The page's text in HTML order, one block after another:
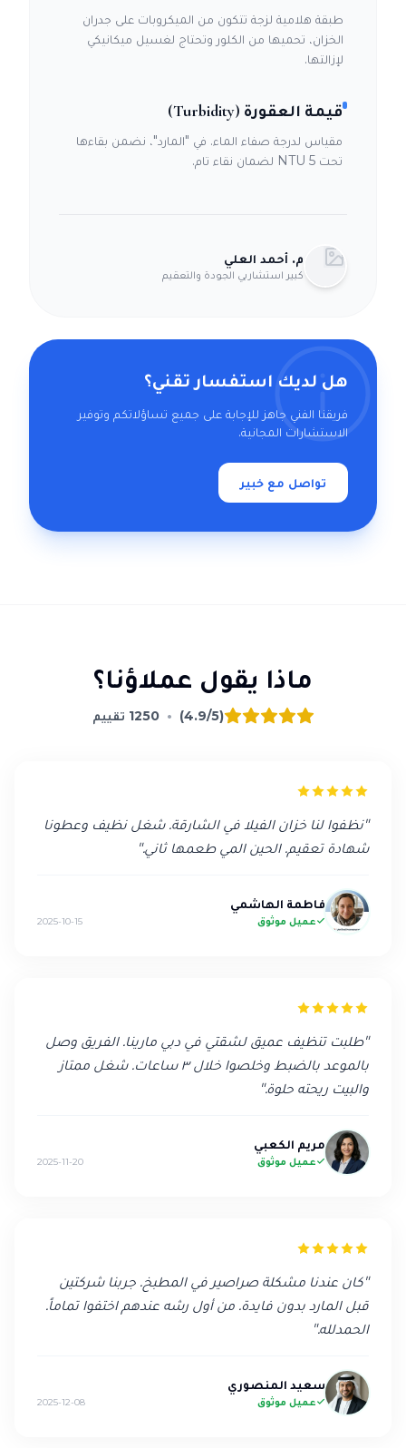
طبقة هلامية لزجة تتكون من الميكروبات على جدران
الخزان، تحميها من الكلور وتحتاج لغسيل ميكانيكي
لإزالتها.
قيمة العقورة (Turbidity)
مقياس لدرجة صفاء الماء. في "المارد"، نضمن بقاءها
تحت 5 NTU لضمان نقاء تام.
م. أحمد العلي
كبير استشاريي الجودة والتعقيم
هل لديك استفسار تقني؟
فريقنا الفني جاهز للإجابة على جميع تساؤلاتكم وتوفير
الاستشارات المجانية.
تواصل مع خبير
ماذا يقول عملاؤنا؟
(4.9/5)
•
1250 تقييم
"نظفوا لنا خزان الفيلا في الشارقة. شغل نظيف وعطونا
شهادة تعقيم. الحين المي طعمها ثاني."
فاطمة الهاشمي
عميل موثوق 2025-10-15
"طلبت تنظيف عميق لشقتي في دبي مارينا. الفريق وصل
بالموعد بالضبط وخلصوا خلال ٣ ساعات. شغل ممتاز
والبيت ريحته حلوة."
مريم الكعبي
عميل موثوق 2025-11-20
"كان عندنا مشكلة صراصير في المطبخ. جربنا شركتين
قبل المارد بدون فايدة. من أول رشه عندهم اختفوا تماماً.
الحمدلله."
سعيد المنصوري
عميل موثوق 2025-12-08